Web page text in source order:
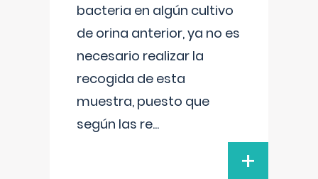
bacteria en algún cultivo
de orina anterior, ya no es
necesario realizar la
recogida de esta
muestra, puesto que
según las re...
+